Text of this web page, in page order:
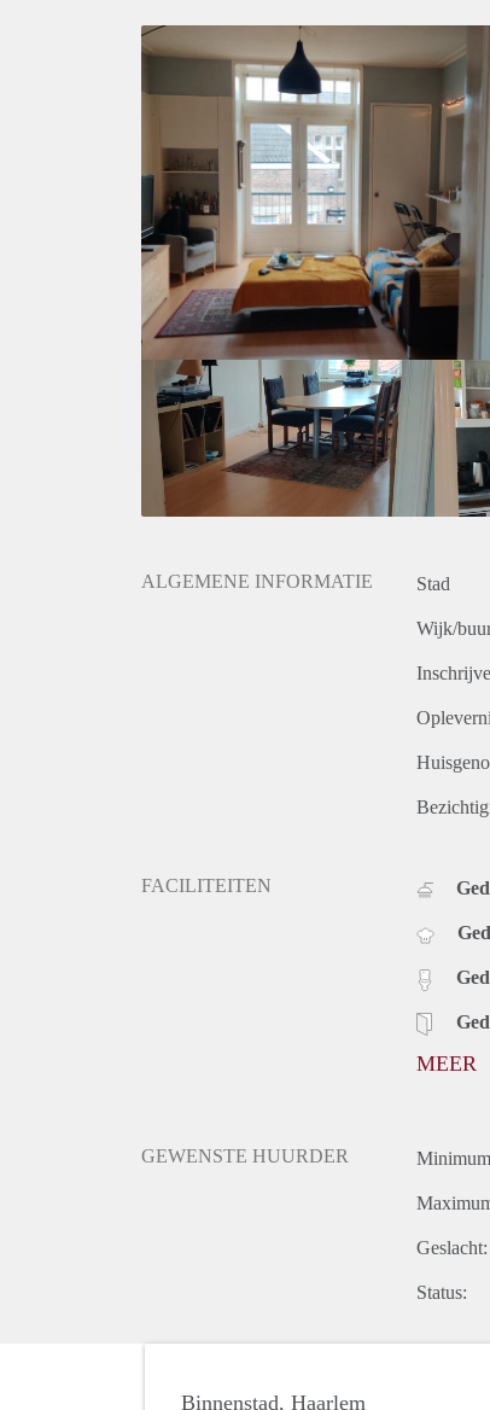
ALGEMENE INFORMATIE Stad
Wijk/
FACILITEITEN
MEER
GEWENSTE HUURDER
Geslacht:
Status:
Binnenstad, Haarlem